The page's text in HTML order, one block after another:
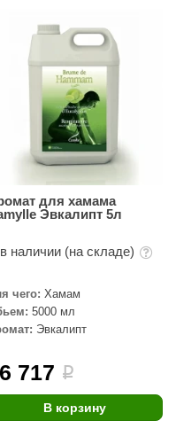
для хамама
Эвкалипт 5л
в наличии (на складе)
чего: Хамам
5000 мл
Эвкалипт
717 i
В корзину